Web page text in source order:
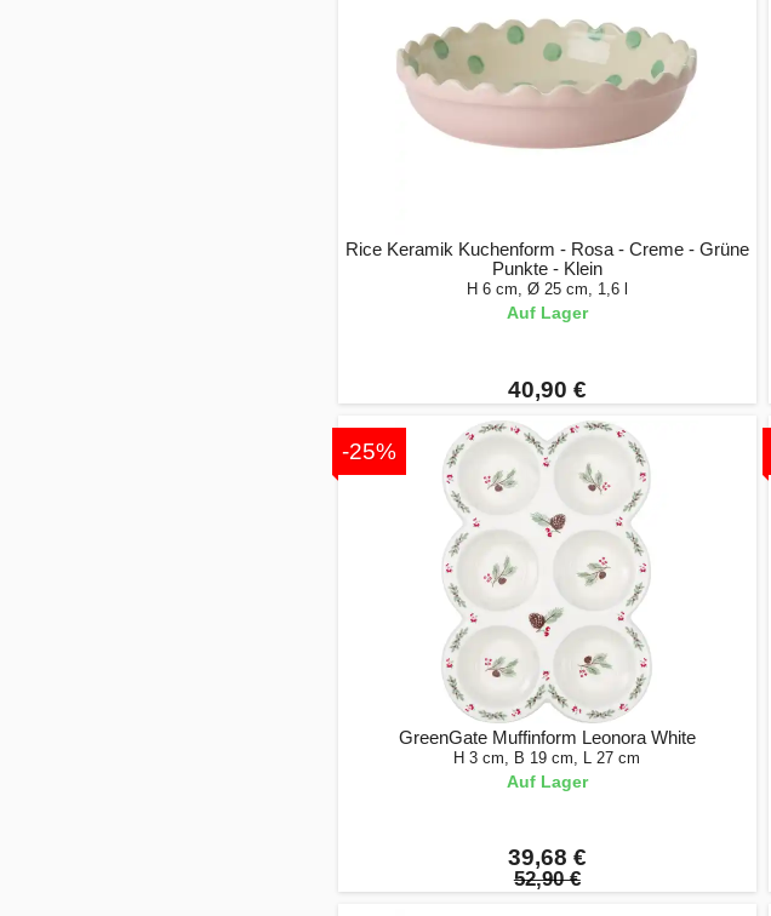
Rice Keramik Kuchenform - Rosa - Creme - Grüne
Punkte - Klein
H 6 cm, Ø 25 cm, 1,6 l
Auf Lager
40,90 €
-25%
GreenGate Muffinform Leonora White
H 3 cm, B 19 cm, L 27 cm
Auf Lager
39,68 €
52,90 €